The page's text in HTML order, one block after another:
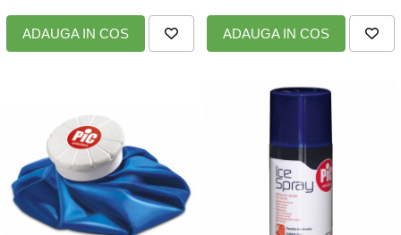
ADAUGA IN COS ADAUGA IN COS